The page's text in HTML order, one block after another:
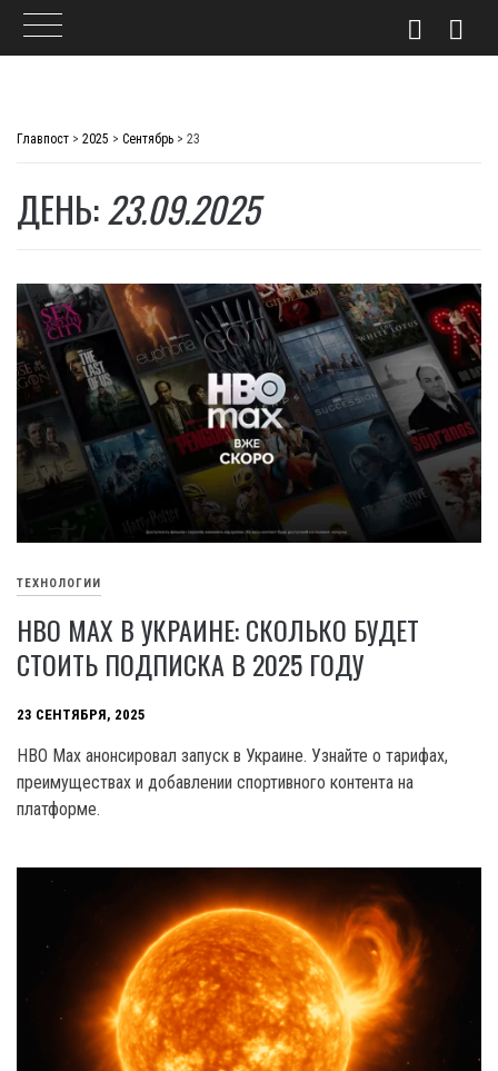
Главпост > 2025 > Сентябрь > 23
ДЕНЬ:23.09.2025
ТЕХНОЛОГИИ
HBO MAX В УКРАИНЕ: СКОЛЬКО БУДЕТ
СТОИТЬ ПОДПИСКА В 2025 ГОДУ
23 СЕНТЯБРЯ, 2025
HBO Max анонсировал запуск в Украине. Узнайте о тарифах,
преимуществах и добавлении спортивного контента на
платформе.